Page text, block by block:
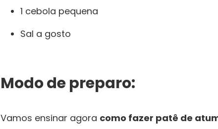
1 cebola pequena
Sal a gosto
Modo de preparo:
Vamos ensinar agora como fazer patê de